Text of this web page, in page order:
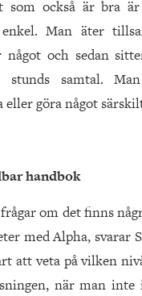
som också är bra
Man äter
något och sedan
samtal.
eller göra något
handbok
om det finns
med Alpha, svarar
att veta på vilken
när man inte